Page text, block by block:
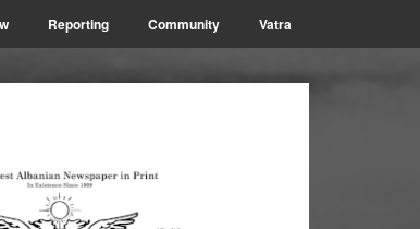
Reporting Community Vatra